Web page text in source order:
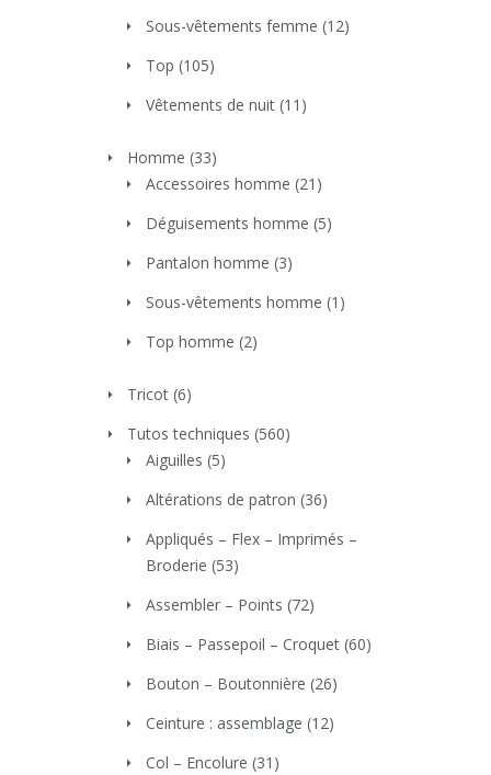
Sous-vêtements femme (12)
Top (105)
Vêtements de nuit (11)
Homme (33)
Accessoires homme (21)
Déguisements homme (5)
Pantalon homme (3)
Sous-vêtements homme (1)
Top homme (2)
Tricot (6)
Tutos techniques (560)
Aiguilles (5)
Altérations de patron (36)
Appliqués – Flex – Imprimés –
Broderie (53)
Assembler – Points (72)
Biais – Passepoil – Croquet (60)
Bouton – Boutonnière (26)
Ceinture : assemblage (12)
Col – Encolure (31)